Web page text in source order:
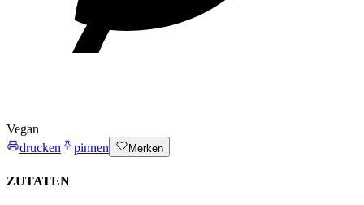
Vegan
drucken
pinnen Merken
ZUTATEN